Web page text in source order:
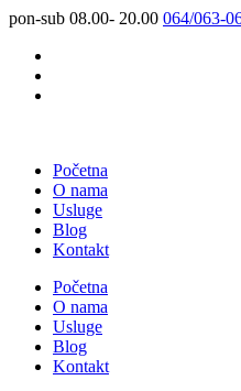
pon-sub 08.00- 20.00 064/063-
Početna
O nama
Usluge
Blog
Kontakt
Početna
O nama
Usluge
Blog
Kontakt